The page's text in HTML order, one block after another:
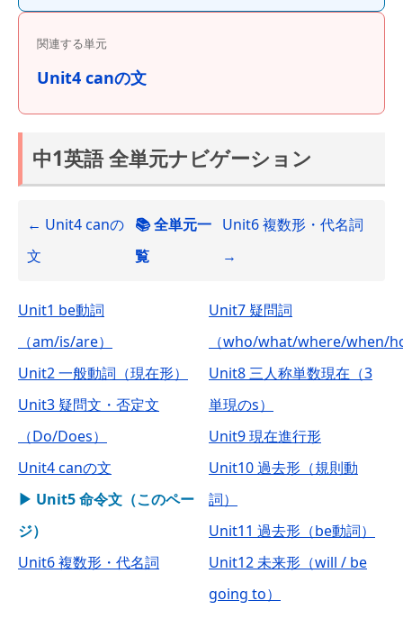
関連する単元
Unit4 canの文
中1英語 全単元ナビゲーション
← Unit4 canの
文
📚 全単元一
覧
Unit6 複数形・代名詞
→
Unit1 be動詞
（am/is/are）
Unit2 一般動詞（現在形）
Unit3 疑問文・否定文
（Do/Does）
Unit4 canの文
▶ Unit5 命令文（このペー
ジ）
Unit6 複数形・代名詞
Unit7 疑問詞
（who/what/where/when/
Unit8 三人称単数現在（3
単現のs）
Unit9 現在進行形
Unit10 過去形（規則動
詞）
Unit11 過去形（be動詞）
Unit12 未来形（will / be
going to）